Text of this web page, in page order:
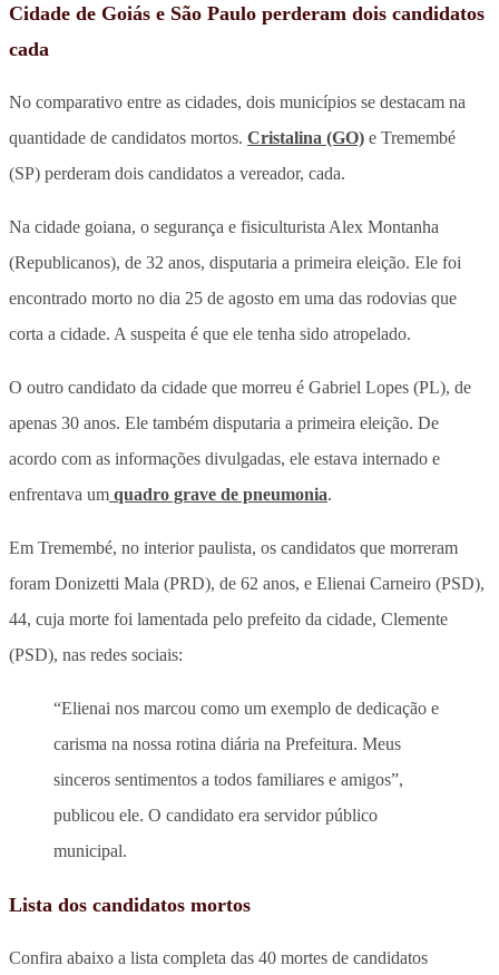
Cidade de Goiás e São Paulo perderam dois candidatos
cada
No comparativo entre as cidades, dois municípios se destacam na
quantidade de candidatos mortos. Cristalina (GO) e Tremembé
(SP) perderam dois candidatos a vereador, cada.
Na cidade goiana, o segurança e fisiculturista Alex Montanha
(Republicanos), de 32 anos, disputaria a primeira eleição. Ele foi
encontrado morto no dia 25 de agosto em uma das rodovias que
corta a cidade. A suspeita é que ele tenha sido atropelado.
O outro candidato da cidade que morreu é Gabriel Lopes (PL), de
apenas 30 anos. Ele também disputaria a primeira eleição. De
acordo com as informações divulgadas, ele estava internado e
enfrentava um quadro grave de pneumonia.
Em Tremembé, no interior paulista, os candidatos que morreram
foram Donizetti Mala (PRD), de 62 anos, e Elienai Carneiro (PSD),
44, cuja morte foi lamentada pelo prefeito da cidade, Clemente
(PSD), nas redes sociais:
“Elienai nos marcou como um exemplo de dedicação e
carisma na nossa rotina diária na Prefeitura. Meus
sinceros sentimentos a todos familiares e amigos”,
publicou ele. O candidato era servidor público
municipal.
Lista dos candidatos mortos
Confira abaixo a lista completa das 40 mortes de candidatos